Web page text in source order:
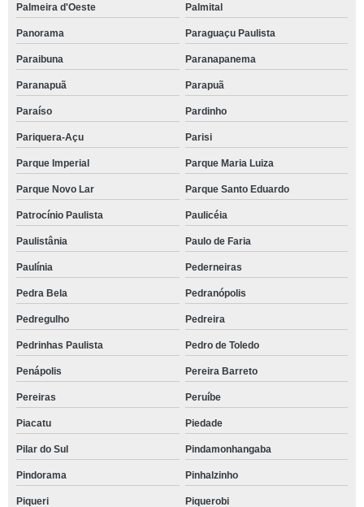
Palmeira d'Oeste Palmital
Panorama Paraguaçu Paulista
Paraibuna Paranapanema
Paranapuã Parapuã
Paraíso Pardinho
Pariquera-Açu Parisi
Parque Imperial Parque Maria Luiza
Parque Novo Lar Parque Santo Eduardo
Patrocínio Paulista Paulicéia
Paulistânia Paulo de Faria
Paulínia Pederneiras
Pedra Bela Pedranópolis
Pedregulho Pedreira
Pedrinhas Paulista Pedro de Toledo
Penápolis Pereira Barreto
Pereiras Peruíbe
Piacatu Piedade
Pilar do Sul Pindamonhangaba
Pindorama Pinhalzinho
Piqueri Piquerobi